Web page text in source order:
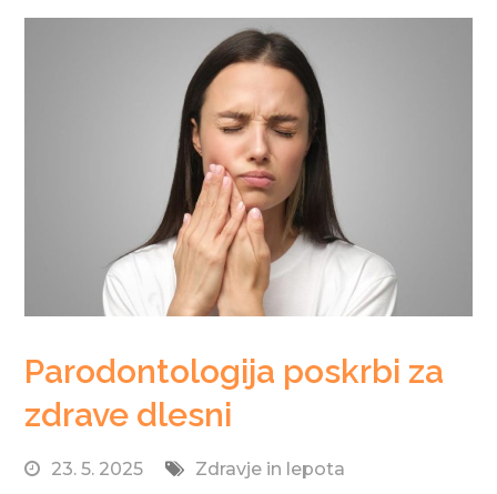
Parodontologija poskrbi za
zdrave dlesni
23. 5. 2025 Zdravje in lepota